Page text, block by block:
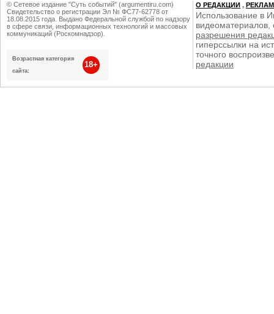
© Сетевое издание "Суть событий" (argumentiru.com)
Свидетельство о регистрации Эл № ФС77-62778 от
18.08.2015 года. Выдано Федеральной службой по надзору
в сфере связи, информационных технологий и массовых
коммуникаций (Роскомнадзор).
Возрастная категория
сайта:
18+
О РЕДАКЦИИ ,
Использование в
видеоматериалов,
разрешения
гиперссылки на
точного
редакции